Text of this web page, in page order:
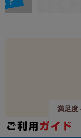
満足度